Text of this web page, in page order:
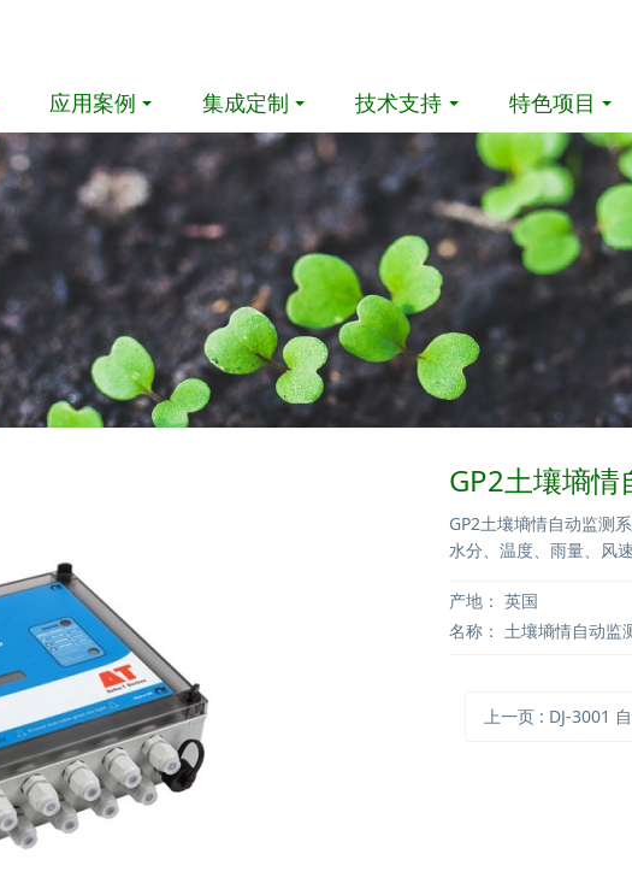
应用案例 集成定制 技术支持 特色项目
GP2土壤墒
GP2土壤墒情自动监测
水分、温度、雨量、风
产地： 英国
名称： 土壤墒情自动监
上一页 : DJ-3001 自动